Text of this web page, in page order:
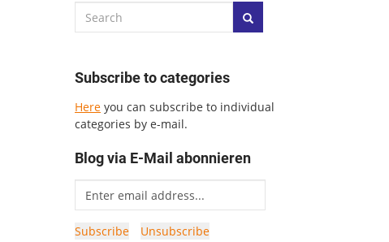
Subscribe to categories
Here you can subscribe to individual
categories by e-mail.
Blog via E-Mail abonnieren